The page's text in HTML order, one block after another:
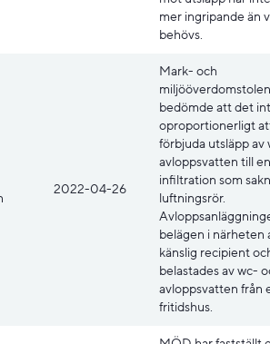
mer ingripande än
behövs.
2022-04-26
Mark- och
miljööverdomstolen
bedömde att det
oproportionerligt
förbjuda utsläpp av
avloppsvatten till
infiltration som
luftningsrör.
belägen i närheten
känslig recipient
belastades av wc-
avloppsvatten från
fritidshus.